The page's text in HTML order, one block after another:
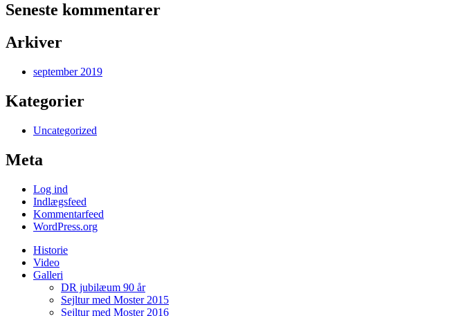
Seneste kommentarer
Arkiver
september 2019
Kategorier
Uncategorized
Meta
Log ind
Indlægsfeed
Kommentarfeed
WordPress.org
Historie
Video
Galleri
DR jubilæum 90 år
Sejltur med Moster 2015
Sejltur med Moster 2016